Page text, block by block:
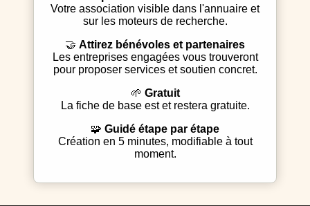
Votre association visible dans l'annuaire et
sur les moteurs de recherche.
Attirez bénévoles et partenaires
Les entreprises engagées vous trouveront
pour proposer services et soutien concret.
Gratuit
La fiche de base est et restera gratuite.
Guidé étape par étape
Création en 5 minutes, modifiable à tout
moment.